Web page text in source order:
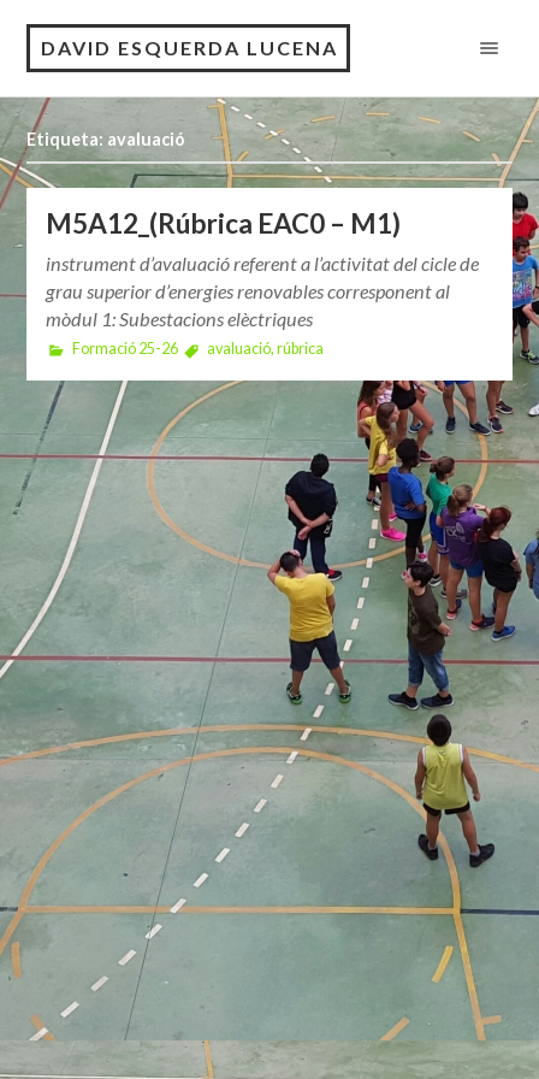
DAVID ESQUERDA LUCENA
Etiqueta: avaluació
M5A12_(Rúbrica EAC0 – M1)
instrument d’avaluació referent a l’activitat del cicle de
grau superior d’energies renovables corresponent al
mòdul 1: Subestacions elèctriques
Formació 25-26 avaluació, rúbrica